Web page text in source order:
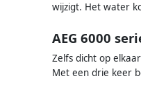
wijzigt. Het water
AEG 6000
Zelfs dicht op
Met een drie keer